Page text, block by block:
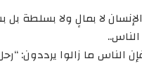
لا بمالٍ ولا بسلطة بل
الناس ما زالوا يرددون: